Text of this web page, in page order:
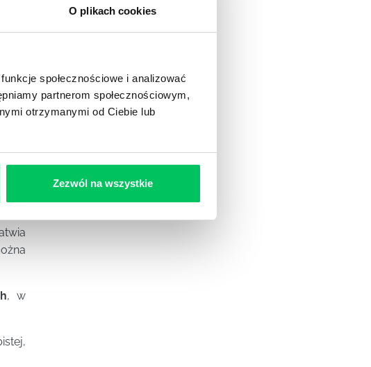
O plikach cookies
społecznościowe i analizować
partnerom społecznościowym,
otrzymanymi od Ciebie lub
Zezwól na wszystkie
i
, w